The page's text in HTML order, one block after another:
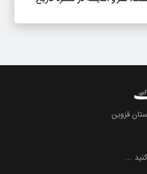
قزوین
...